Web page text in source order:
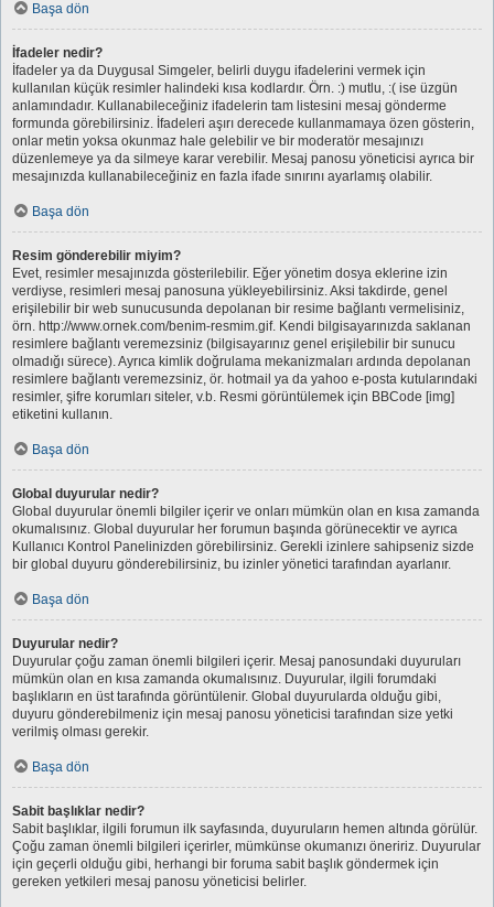
Başa dön
İfadeler nedir?
İfadeler ya da Duygusal Simgeler, belirli duygu ifadelerini vermek için
kullanılan küçük resimler halindeki kısa kodlardır. Örn. :) mutlu, :( ise üzgün
anlamındadır. Kullanabileceğiniz ifadelerin tam listesini mesaj gönderme
formunda görebilirsiniz. İfadeleri aşırı derecede kullanmamaya özen gösterin,
onlar metin yoksa okunmaz hale gelebilir ve bir moderatör mesajınızı
düzenlemeye ya da silmeye karar verebilir. Mesaj panosu yöneticisi ayrıca bir
mesajınızda kullanabileceğiniz en fazla ifade sınırını ayarlamış olabilir.
Başa dön
Resim gönderebilir miyim?
Evet, resimler mesajınızda gösterilebilir. Eğer yönetim dosya eklerine izin
verdiyse, resimleri mesaj panosuna yükleyebilirsiniz. Aksi takdirde, genel
erişilebilir bir web sunucusunda depolanan bir resime bağlantı vermelisiniz,
örn. http://www.ornek.com/benim-resmim.gif. Kendi bilgisayarınızda saklanan
resimlere bağlantı veremezsiniz (bilgisayarınız genel erişilebilir bir sunucu
olmadığı sürece). Ayrıca kimlik doğrulama mekanizmaları ardında depolanan
resimlere bağlantı veremezsiniz, ör. hotmail ya da yahoo e-posta kutularındaki
resimler, şifre korumları siteler, v.b. Resmi görüntülemek için BBCode [img]
etiketini kullanın.
Başa dön
Global duyurular nedir?
Global duyurular önemli bilgiler içerir ve onları mümkün olan en kısa zamanda
okumalısınız. Global duyurular her forumun başında görünecektir ve ayrıca
Kullanıcı Kontrol Panelinizden görebilirsiniz. Gerekli izinlere sahipseniz sizde
bir global duyuru gönderebilirsiniz, bu izinler yönetici tarafından ayarlanır.
Başa dön
Duyurular nedir?
Duyurular çoğu zaman önemli bilgileri içerir. Mesaj panosundaki duyuruları
mümkün olan en kısa zamanda okumalısınız. Duyurular, ilgili forumdaki
başlıkların en üst tarafında görüntülenir. Global duyurularda olduğu gibi,
duyuru gönderebilmeniz için mesaj panosu yöneticisi tarafından size yetki
verilmiş olması gerekir.
Başa dön
Sabit başlıklar nedir?
Sabit başlıklar, ilgili forumun ilk sayfasında, duyuruların hemen altında görülür.
Çoğu zaman önemli bilgileri içerirler, mümkünse okumanızı öneririz. Duyurular
için geçerli olduğu gibi, herhangi bir foruma sabit başlık göndermek için
gereken yetkileri mesaj panosu yöneticisi belirler.